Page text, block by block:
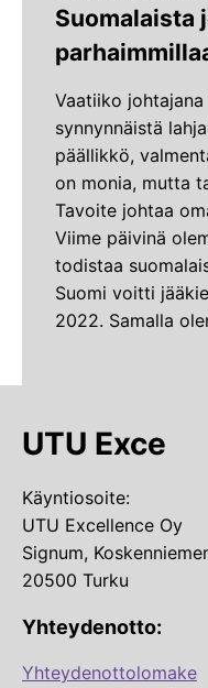
Suomalaista
Vaatiiko
synnynnäistä
päällikkö,
on monia, mutta
Tavoite johtaa
Viime päivinä
todistaa
Suomi voitti
2022. Samalla
UTU Exce
Käyntiosoite:
UTU Excellence Oy
Signum,
20500 Turku
Yhteydenotto:
Yhteydenottolomake